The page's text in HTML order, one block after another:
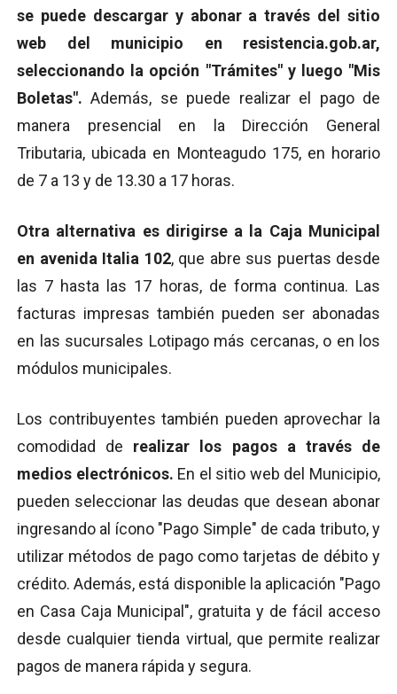
se puede descargar y abonar a través del sitio
web del municipio en resistencia.gob.ar,
seleccionando la opción "Trámites" y luego "Mis
Boletas". Además, se puede realizar el pago de
manera presencial en la Dirección General
Tributaria, ubicada en Monteagudo 175, en horario
de 7 a 13 y de 13.30 a 17 horas.
Otra alternativa es dirigirse a la Caja Municipal
en avenida Italia 102, que abre sus puertas desde
las 7 hasta las 17 horas, de forma continua. Las
facturas impresas también pueden ser abonadas
en las sucursales Lotipago más cercanas, o en los
módulos municipales.
Los contribuyentes también pueden aprovechar la
comodidad de realizar los pagos a través de
medios electrónicos. En el sitio web del Municipio,
pueden seleccionar las deudas que desean abonar
ingresando al ícono "Pago Simple" de cada tributo, y
utilizar métodos de pago como tarjetas de débito y
crédito. Además, está disponible la aplicación "Pago
en Casa Caja Municipal", gratuita y de fácil acceso
desde cualquier tienda virtual, que permite realizar
pagos de manera rápida y segura.